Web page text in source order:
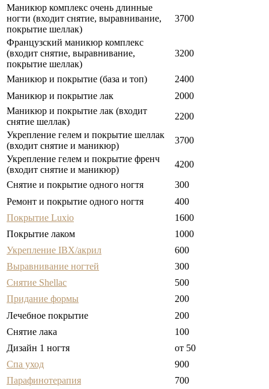
Маникюр комплекс очень длинные
ногти (входит снятие, выравнивание,
покрытие шеллак)
3700
Французский маникюр комплекс
(входит снятие, выравнивание,
покрытие шеллак)
3200
Маникюр и покрытие (база и топ)
2400
Маникюр и покрытие лак
2000
Маникюр и покрытие лак (входит
снятие шеллак)
2200
Укрепление гелем и покрытие шеллак
(входит снятие и маникюр)
3700
Укрепление гелем и покрытие френч
(входит снятие и маникюр)
4200
Снятие и покрытие одного ногтя
300
Ремонт и покрытие одного ногтя
400
Покрытие Luxio
1600
Покрытие лаком
1000
Укрепление IBX/акрил
600
Выравнивание ногтей
300
Снятие Shellac
500
Придание формы
200
Лечебное покрытие
200
Снятие лака
100
Дизайн 1 ногтя
от 50
Спа уход
900
Парафинотерапия
700